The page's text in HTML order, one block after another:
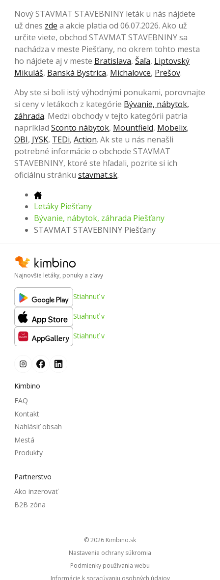
Nový STAVMAT STAVEBNINY leták u nás nájdete
už dnes zde a akcie platia od 06.07.2026. Ako už
určite viete, obchod STAVMAT STAVEBNINY sa
nachádza v meste Piešťany, no okrem tohto mesta
ho nájdete aj v meste Bratislava, Šaľa, Liptovský
Mikuláš, Banská Bystrica, Michalovce, Prešov.
Aby ste si boli istý výhodnými ponukami, porovnajte
si ceny v letákoch z kategórie Bývanie, nábytok,
záhrada. Medzi obchody v tejto kategórii patria
napríklad Sconto nábytok, Mountfield, Möbelix,
OBI, JYSK, TEDi, Action. Ak ste u nás nenašli
potrebné informácie o obchode STAVMAT
STAVEBNINY, ktoré ste hľadali, pozrite si ich
oficiálnu stránku stavmat.sk.
Letáky Piešťany
Bývanie, nábytok, záhrada Piešťany
STAVMAT STAVEBNINY Piešťany
Najnovšie letáky, ponuky a zľavy
Stiahnuť v
Stiahnuť v
Stiahnuť v
Kimbino
FAQ
Kontakt
Nahlásiť obsah
Mestá
Produkty
Partnerstvo
Ako inzerovať
B2B zóna
© 2026
kimbino.sk
Nastavenie ochrany súkromia
Podmienky používania webu